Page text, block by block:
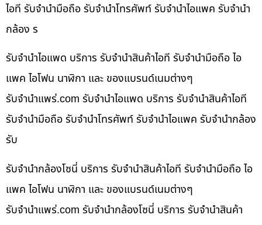
ไอที รับจำนำมือถือ รับจำนำโทรศัพท์ รับจำนำไอแพค รับจำนำ
กล้อง ร
รับจำนำไอแพด บริการ รับจำนำสินค้าไอที รับจำนำมือถือ ไอ
แพค ไอโฟน นาฬิกา และ ของแบรนด์เนมต่างๆ
รับจํานําแพร่.com รับจำนำไอแพด บริการ รับจำนำสินค้าไอที
รับจำนำมือถือ รับจำนำโทรศัพท์ รับจำนำไอแพค รับจำนำกล้อง
รับ
รับจำนำกล้องโซนี่ บริการ รับจำนำสินค้าไอที รับจำนำมือถือ ไอ
แพค ไอโฟน นาฬิกา และ ของแบรนด์เนมต่างๆ
รับจํานําแพร่.com รับจำนำกล้องโซนี่ บริการ รับจำนำสินค้า